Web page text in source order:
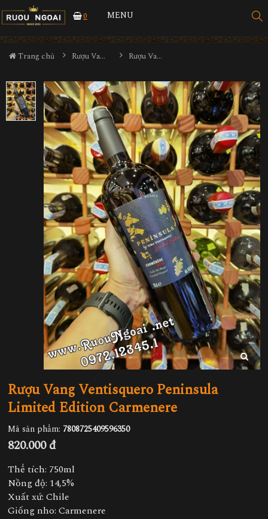
0 MENU
Trang chủ Rượu Vang Rượu Vang Ventisquero Peninsula Limited Edition Carmenere
Rượu Vang Ventisquero Peninsula
Limited Edition Carmenere
Mã sản phẩm: 7808725409596350
820.000 đ
Thể tích: 750ml
Nồng độ: 14,5%
Xuất xứ: Chile
Giống nho: Carmenere